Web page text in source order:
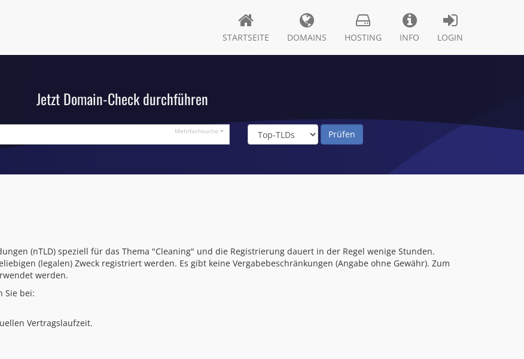
STARTSEITE DOMAINS HOSTING INFO LOGIN
Jetzt Domain-Check durchführen
Mehrfachsuche
(nTLD) speziell für das Thema "Cleaning" und die Registrierung dauert in der Regel wenige Stunden.
(legalen) Zweck registriert werden. Es gibt keine Vergabebeschränkungen (Angabe ohne Gewähr). Zum
werden.
Sie bei:
Vertragslaufzeit.